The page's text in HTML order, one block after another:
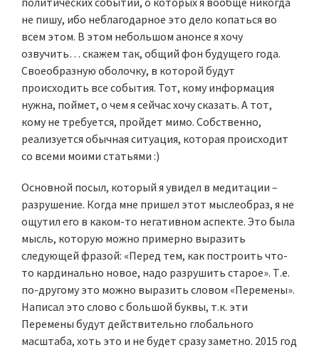
не пишу, ибо неблагодарное это дело копаться во
всем этом. В этом небольшом анонсе я хочу
озвучить… скажем так, общий фон будущего года.
Своеобразную оболочку, в которой будут
происходить все события. Тот, кому информация
нужна, поймет, о чем я сейчас хочу сказать. А тот,
кому не требуется, пройдет мимо. Собственно,
реализуется обычная ситуация, которая происходит
со всеми моими статьями :)
Основной посыл, который я увидел в медитации –
разрушение. Когда мне пришел этот мыслеобраз, я не
ощутил его в каком-то негативном аспекте. Это была
мысль, которую можно примерно выразить
следующей фразой: «Перед тем, как построить что-
то кардинально новое, надо разрушить старое». Т.е.
по-другому это можно выразить словом «Перемены».
Написал это слово с большой буквы, т.к. эти
Перемены будут действительно глобального
масштаба, хоть это и не будет сразу заметно. 2015 год